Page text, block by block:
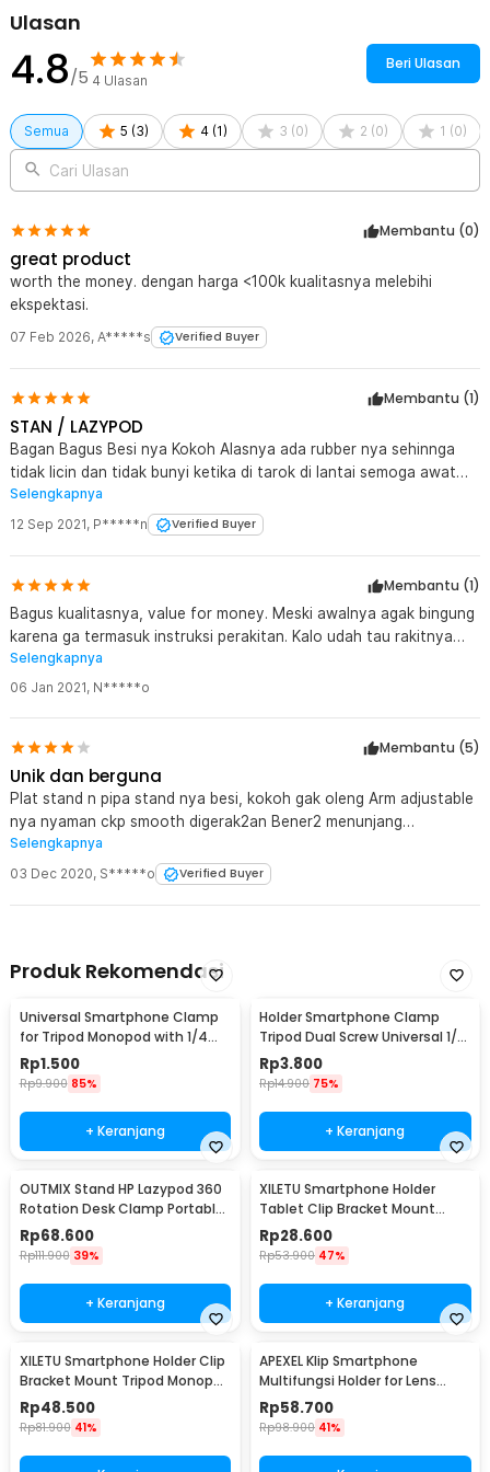
Ulasan
4.8/5 4 Ulasan
Beri Ulasan
Semua 5 (3) 4 (1 ) 3 (0) 2 (0) 1 (0)
Cari Ulasan
Membantu (0)
great product
worth the money. dengan harga <100k kualitasnya melebihi
ekspektasi.
07 Feb 2026, A*****s Verified Buyer
Membantu (1)
STAN / LAZYPOD
Bagan Bagus Besi nya Kokoh Alasnya ada rubber nya sehinnga
tidak licin dan tidak bunyi ketika di tarok di lantai semoga awat
terima kasih jaknote
Selengkapnya
12 Sep 2021, P*****n Verified Buyer
Membantu (1)
Bagus kualitasnya, value for money. Meski awalnya agak bingung
karena ga termasuk instruksi perakitan. Kalo udah tau rakitnya
cukup cepet.
Selengkapnya
06 Jan 2021, N*****o
Membantu (5)
Unik dan berguna
Plat stand n pipa stand nya besi, kokoh gak oleng Arm adjustable
nya nyaman ckp smooth digerak2an Bener2 menunjang
bermalas2an... :-))
Selengkapnya
03 Dec 2020, S*****o Verified Buyer
Produk Rekomendasi
Universal Smartphone Clamp
for Tripod Monopod with 1/4
Inch Screw Hole M - SC-M
Rp1.500
Rp9.900 85%
+ Keranjang
Holder Smartphone Clamp
Tripod Dual Screw Universal 1/4
Inch - RV79
Rp3.800
Rp14.900 75%
+ Keranjang
OUTMIX Stand HP Lazypod 360
Rotation Desk Clamp Portable
Phone Holder - NB-35P
Rp68.600
Rp111.900 39%
+ Keranjang
XILETU Smartphone Holder
Tablet Clip Bracket Mount
Tripod Monopod - XJ-13
Rp28.600
Rp53.900 47%
+ Keranjang
XILETU Smartphone Holder Clip
Bracket Mount Tripod Monopod
- XJ-14
Rp48.500
Rp81.900 41%
APEXEL Klip Smartphone
Multifungsi Holder for Lens
Telescope 95mm - APL-F001
Rp58.700
Rp98.900 41%